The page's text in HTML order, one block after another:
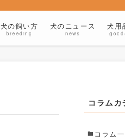
犬の飼い方
breeding
犬のニュース
news
犬用
コラムカ
コラム